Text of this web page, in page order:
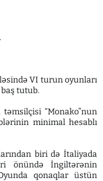
VI turun oyunları
tutub.
“Monako”nun
minimal hesablı
biri də İtaliyada
önündə İngiltərənin
qonaqlar üstün